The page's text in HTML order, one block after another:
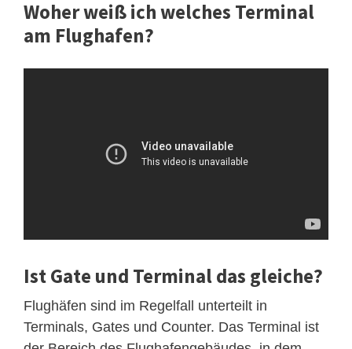
Woher weiß ich welches Terminal
am Flughafen?
Ist Gate und Terminal das gleiche?
Flughäfen sind im Regelfall unterteilt in
Terminals, Gates und Counter. Das Terminal ist